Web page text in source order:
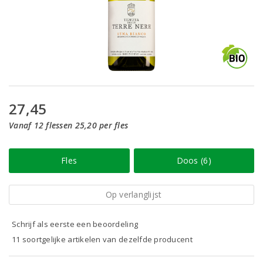
27,45
Vanaf 12 flessen 25,20 per fles
Fles Doos (6)
Op verlanglijst
Schrijf als eerste een beoordeling
11 soortgelijke artikelen van dezelfde producent